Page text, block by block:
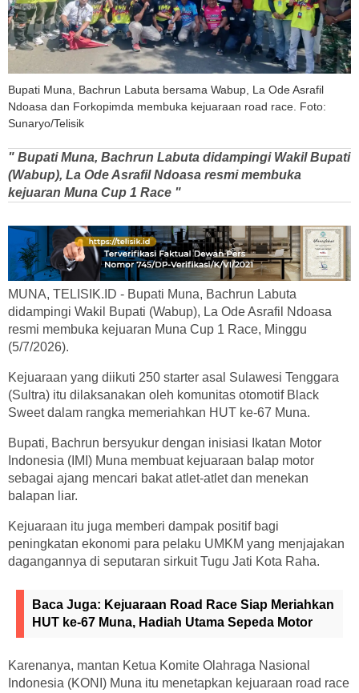
Bupati Muna, Bachrun Labuta bersama Wabup, La Ode Asrafil
Ndoasa dan Forkopimda membuka kejuaraan road race. Foto:
Sunaryo/Telisik
" Bupati Muna, Bachrun Labuta didampingi Wakil Bupati
(Wabup), La Ode Asrafil Ndoasa resmi membuka
kejuaran Muna Cup 1 Race "
MUNA, TELISIK.ID - Bupati Muna, Bachrun Labuta
didampingi Wakil Bupati (Wabup), La Ode Asrafil Ndoasa
resmi membuka kejuaran Muna Cup 1 Race, Minggu
(5/7/2026).
Kejuaraan yang diikuti 250 starter asal Sulawesi Tenggara
(Sultra) itu dilaksanakan oleh komunitas otomotif Black
Sweet dalam rangka memeriahkan HUT ke-67 Muna.
Bupati, Bachrun bersyukur dengan inisiasi Ikatan Motor
Indonesia (IMI) Muna membuat kejuaraan balap motor
sebagai ajang mencari bakat atlet-atlet dan menekan
balapan liar.
Kejuaraan itu juga memberi dampak positif bagi
peningkatan ekonomi para pelaku UMKM yang menjajakan
dagangannya di seputaran sirkuit Tugu Jati Kota Raha.
Baca Juga: Kejuaraan Road Race Siap Meriahkan
HUT ke-67 Muna, Hadiah Utama Sepeda Motor
Karenanya, mantan Ketua Komite Olahraga Nasional
Indonesia (KONI) Muna itu menetapkan kejuaraan road race